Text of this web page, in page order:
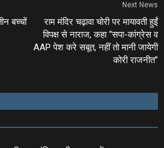
बच्चों
Next News
राम मंदिर चढ़ावा चोरी पर मायावती हुईं
विपक्ष से नाराज, कहा “सपा-कांग्रेस व
AAP पेश करे सबूत, नहीं तो मानी जायेगी
कोरी राजनीत”